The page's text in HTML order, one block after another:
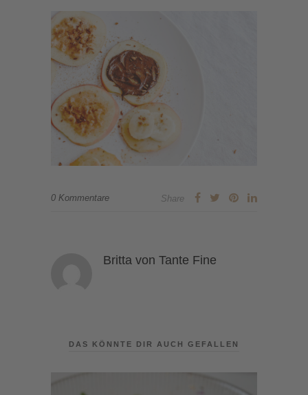
0 Kommentare Share
Britta von Tante Fine
DAS KÖNNTE DIR AUCH GEFALLEN